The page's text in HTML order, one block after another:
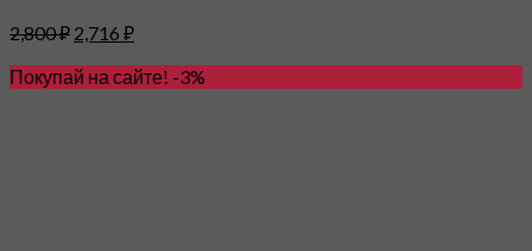
2,800₽ 2,716 ₽
Покупай на сайте! -3%